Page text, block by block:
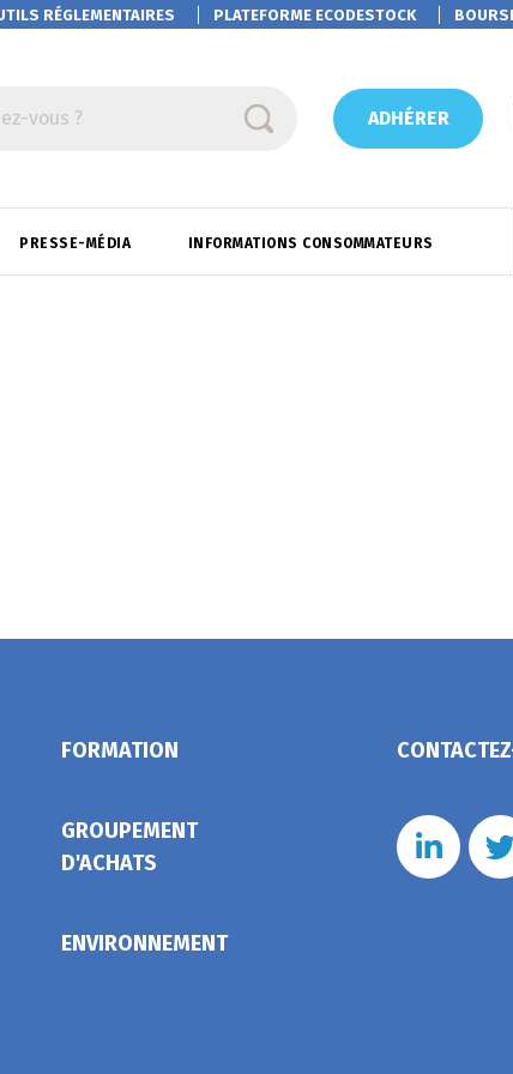
RÉGLEMENTAIRES PLATEFORMEECODESTOCK
vous ? ADHÉRER
PRESSE-MÉDIA INFORMATIONS CONSOMMATEURS
FORMATION
GROUPEMENT
D'ACHATS
ENVIRONNEMENT